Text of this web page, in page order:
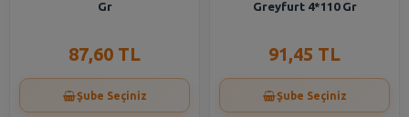
Gr
87,60 TL
Şube Seçiniz
Greyfurt 4*110 Gr
91,45 TL
Şube Seçiniz